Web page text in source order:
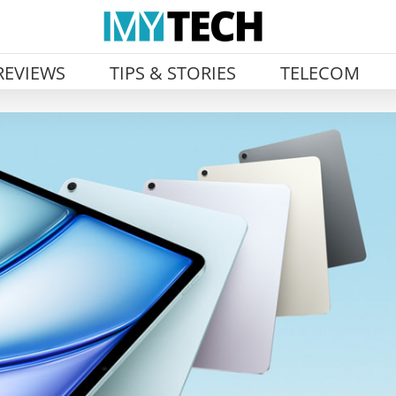
TIPS & STORIES TELECOM